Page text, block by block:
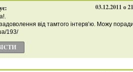
03.12.2011 о
від тамтого інтерв’ю. Можу
193/